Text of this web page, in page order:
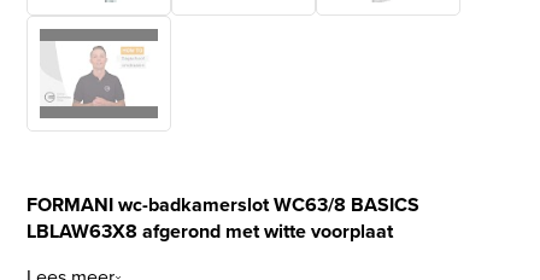
FORMANI wc-badkamerslot WC63/8 BASICS
LBLAW63X8 afgerond met witte voorplaat